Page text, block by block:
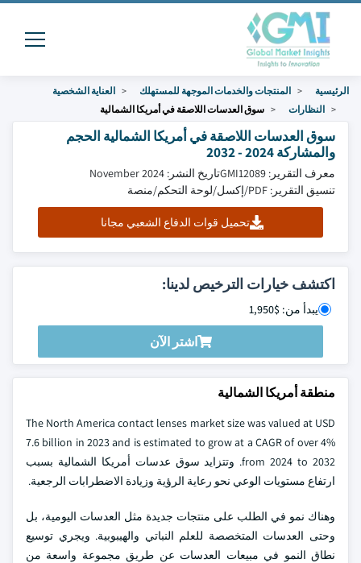
الرئيسية المنتجات والخدمات الموجهة للمستهلك
العناية الشخصية
النظارات
سوق العدسات اللاصقة في أمريكا الشمالية
سوق العدسات اللاصقة في أمريكا الشمالية الحجم
والمشاركة 2024 - 2032
معرف التقرير: GMI12089
تاريخ النشر: November 2024
تنسيق التقرير: PDF/إكسل/لوحة التحكم/منصة
تحميل قوات الدفاع الشعبي مجانا
اكتشف خيارات الترخيص لدينا:
يبدأ من: $1,950
اشتر الآن
منطقة أمريكا الشمالية
The North America contact lenses market size was valued at USD
7.6 billion in 2023 and is estimated to grow at a CAGR of over 4%
from 2024 to 2032. وتتزايد سوق عدسات أمريكا الشمالية بسبب
ارتفاع مستويات الوعي نحو رعاية الرؤية وزيادة الاضطرابات الرجعية.
وهناك نمو في الطلب على منتجات جديدة مثل العدسات اليومية، بل
وحتى العدسات المتخصصة للعلم النباتي والهيبوبية. ويجري توسيع
نطاق النمو في مبيعات العدسات عن طريق مجموعة واسعة من